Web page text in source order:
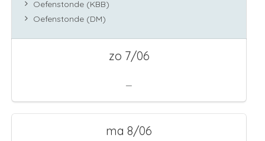
Oefenstonde (KBB)
Oefenstonde (DM)
zo 7/06
—
ma 8/06